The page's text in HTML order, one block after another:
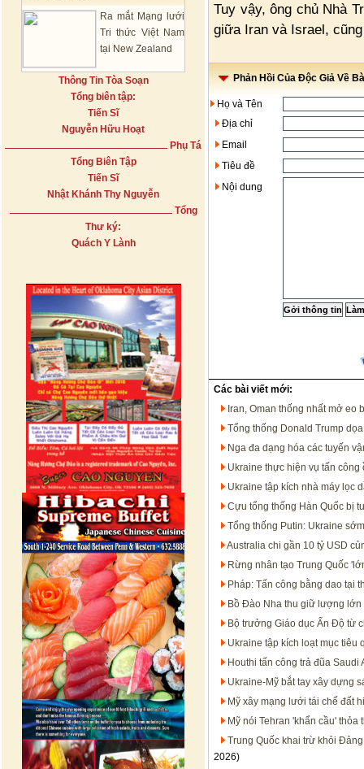
Ra mắt Mạng lưới
Tri thức Việt Nam
tại New Zealand
Thông Tin Tòa Soạn
Tổng biên tập:
Tiến Sĩ
Nguyễn Hữu Hoạt
Phụ Tá
Tổng Biên Tập
Tiến Sĩ
Nhật Khánh Thy Nguyễn
Tổng
Thư ký:
Quách Y Lành
Tuy vậy, ông chủ Nhà
giữa Iran và Israel,
Phản Hồi Của Độc Giả Về
Họ và Tên
Địa chỉ
Email
Tiêu đề
Nội dung
Các bài viết mới:
Iran, Oman thống nhất mở eo
Tổng thống Donald Trump
Nga đa dạng hóa các tuyến
Ukraine thực hiện vụ tấn công
Ukraine tập kích nhà máy lọc
Cựu tổng thống Hàn Quốc bị
Tổng thống Putin: Ukraine
Australia chi gần 10 tỷ USD
Rừng nhân tạo Trung Quốc
Pháp: Tấn công bằng dao tại
Bồ Đào Nha thu giữ lượng
Bộ trưởng Giáo dục Ấn Độ từ
Ukraine tập kích loạt mục tiêu
Houthi tấn công trả đũa
Ukraine-Mỹ bắt tay xây dựng
Mỹ xây mạng lưới tái chế đất
Mỹ nói Tehran 'khẩn cầu'
Trung Quốc khai trừ khỏi
2026)